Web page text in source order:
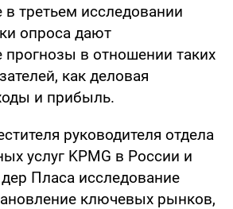
третьем исследовании
опроса дают
в отношении таких
как деловая
и прибыль.
руководителя отдела
услуг KPMG в России и
Пласа исследование
ключевых рынков,